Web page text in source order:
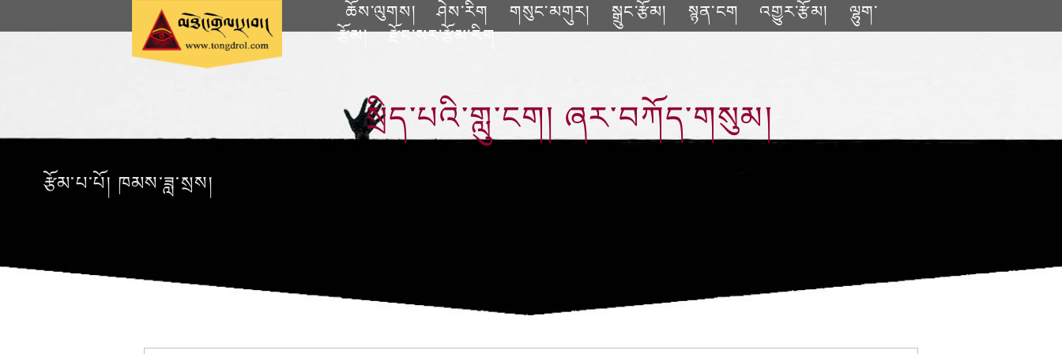
ཆོས་ལུགས། ཤེས་རིག གསུང་མགུར། སྒྲུང་རྩོམ། སྙན་ངག འགྱུར་རྩོམ།
ལྷུག་
རྩོམ།
རྫོང་སར་རྩོམ་རིག
སྲིད་པའི་གླུ་ངག། ཞར་བཀོད་གསུམ།
རྩོམ་པ་པོ། ཁམས་ཟླ་སྲས།